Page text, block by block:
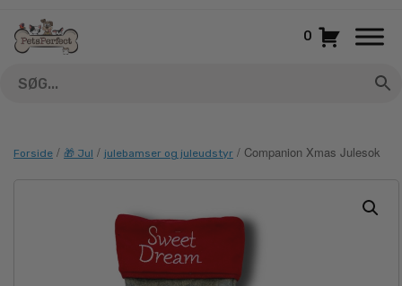
indhold
0
Forside / 🎁 Jul / julebamser og juleudstyr / Companion Xmas Julesok